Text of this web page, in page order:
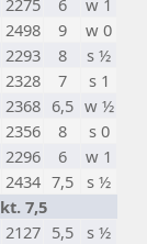
2275 6
w 1
2498 9
w 0
2293 8
s ½
2328 7
s 1
2368 6,5 w ½
2356 8
s 0
2296 6
w 1
2434 7,5
s ½
7,5
2127 5,5
s ½